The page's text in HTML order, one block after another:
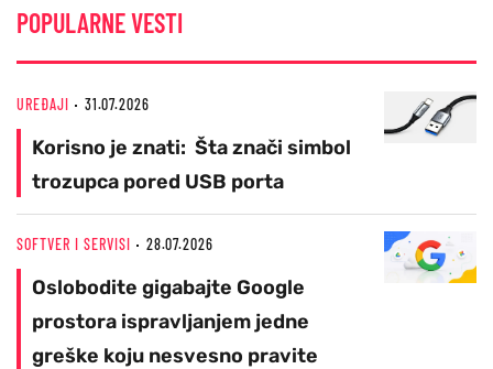
POPULARNE VESTI
UREĐAJI 31.07.2026
Korisno je znati: Šta znači simbol
trozupca pored USB porta
SOFTVER I SERVISI 28.07.2026
Oslobodite gigabajte Google
prostora ispravljanjem jedne
greške koju nesvesno pravite